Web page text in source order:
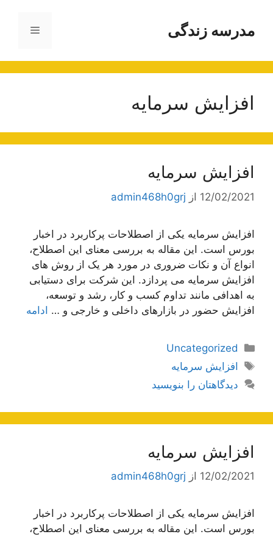
محتوامدرسه زندگی فهرست
افزایش سرمایه
افزایش سرمایه
12/02/2021 از admin468h0grj
افزایش سرمایه یکی از اصطلاحات پرکاربرد در اخبار
بورس است. این مقاله به بررسی معنای این اصطلاح،
انواع آن و نکات ضروری در مورد هر یک از روش های
افزایش سرمایه می پردازد. این شرکت برای دستیابی
به اهدافی مانند تداوم کسب و کار، رشد و توسعه،
افزایش حضور در بازارهای داخلی و خارجی و … ادامه
دسته‌ها
Uncategorized
برچسب‌ها
افزایش سرمایه
دیدگاهتان را بنویسید
افزایش سرمایه
12/02/2021 از admin468h0grj
افزایش سرمایه یکی از اصطلاحات پرکاربرد در اخبار
بورس است. این مقاله به بررسی معنای این اصطلاح،